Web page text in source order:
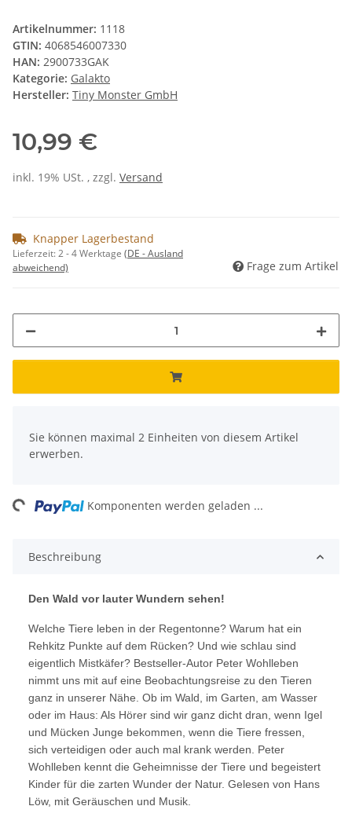
Artikelnummer: 1118
GTIN: 4068546007330
HAN: 2900733GAK
Kategorie: Galakto
Hersteller: Tiny Monster GmbH
10,99 €
inkl. 19% USt. , zzgl. Versand
Knapper Lagerbestand
Lieferzeit:2 - 4 Werktage (DE - Ausland
abweichend)
Frage zum Artikel
Sie können maximal 2 Einheiten von diesem Artikel
erwerben.
Komponenten werden geladen ...
Beschreibung
Den Wald vor lauter Wundern sehen!
Welche Tiere leben in der Regentonne? Warum hat ein
Rehkitz Punkte auf dem Rücken? Und wie schlau sind
eigentlich Mistkäfer? Bestseller-Autor Peter Wohlleben
nimmt uns mit auf eine Beobachtungsreise zu den Tieren
ganz in unserer Nähe. Ob im Wald, im Garten, am Wasser
oder im Haus: Als Hörer sind wir ganz dicht dran, wenn Igel
und Mücken Junge bekommen, wenn die Tiere fressen,
sich verteidigen oder auch mal krank werden. Peter
Wohlleben kennt die Geheimnisse der Tiere und begeistert
Kinder für die zarten Wunder der Natur. Gelesen von Hans
Löw, mit Geräuschen und Musik.